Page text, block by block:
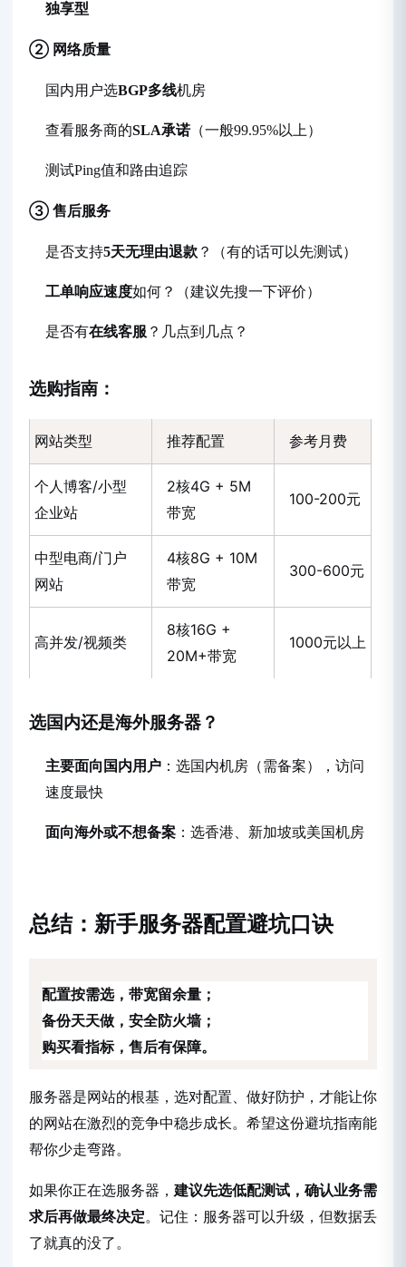
独享型
② 网络质量
国内用户选BGP多线机房
查看服务商的SLA承诺（一般99.95%以上）
测试Ping值和路由追踪
③ 售后服务
是否支持5天无理由退款 ？（有的话可以先测试）
工单响应速度如何？（建议先搜一下评价）
是否有在线客服 ？几点到几点？
选购指南：
网站类型 推荐配置 参考月费
个人博客/小型
企业站
2核4G + 5M
带宽
100-200元
中型电商/门户
网站
4核8G + 10M
带宽
300-600元
高并发/视频类
8核16G +
20M+带宽
1000元以上
选国内还是海外服务器？
主要面向国内用户 ：选国内机房（需备案），访问
速度最快
面向海外或不想备案 ：选香港、新加坡或美国机房
总结：新手服务器配置避坑口诀
配置按需选，带宽留余量；
备份天天做，安全防火墙；
购买看指标，售后有保障。
服务器是网站的根基，选对配置、做好防护，才能让你
的网站在激烈的竞争中稳步成长。希望这份避坑指南能
帮你少走弯路。
如果你正在选服务器， 建议先选低配测试，确认业务需
求后再做最终决定。记住：服务器可以升级，但数据丢
了就真的没了。